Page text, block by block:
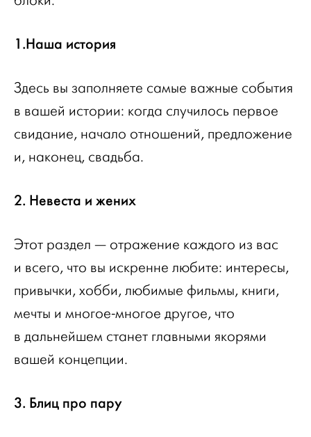
1.Наша история
Здесь вы заполняете самые важные события
в вашей истории: когда случилось первое
свидание, начало отношений, предложение
и, наконец, свадьба.
2. Невеста и жених
Этот раздел — отражение каждого из вас
и всего, что вы искренне любите: интересы,
привычки, хобби, любимые фильмы, книги,
мечты и многое-многое другое, что
в дальнейшем станет главными якорями
вашей концепции.
3. Блиц про пару